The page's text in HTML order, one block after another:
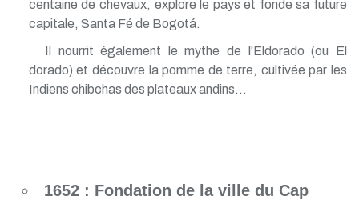
centaine de chevaux, explore le pays et fonde sa future
capitale, Santa Fé de Bogotá.
Il nourrit également le mythe de l'Eldorado (ou El
dorado) et découvre la pomme de terre, cultivée par les
Indiens chibchas des plateaux andins...
1652 : Fondation de la ville du Cap